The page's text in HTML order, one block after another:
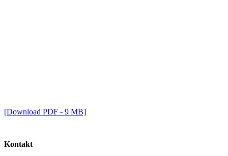
[Download PDF - 9 MB]
Kontakt